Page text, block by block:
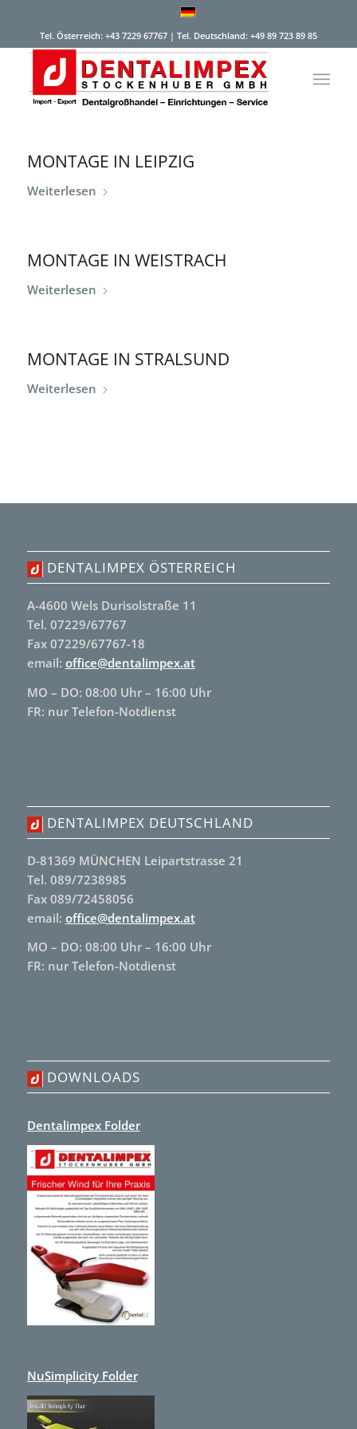
Tel. Österreich: +43 7229 67767 | Tel. Deutschland: +49 89 723 89 85
MONTAGE IN LEIPZIG
Weiterlesen
MONTAGE IN WEISTRACH
Weiterlesen
MONTAGE IN STRALSUND
Weiterlesen
DENTALIMPEX ÖSTERREICH
A-4600 Wels Durisolstraße 11
Tel. 07229/67767
Fax 07229/67767-18
email: office@dentalimpex.at
MO – DO: 08:00 Uhr – 16:00 Uhr
FR: nur Telefon-Notdienst
DENTALIMPEX DEUTSCHLAND
D-81369 MÜNCHEN Leipartstrasse 21
Tel. 089/7238985
Fax 089/72458056
email: office@dentalimpex.at
MO – DO: 08:00 Uhr – 16:00 Uhr
FR: nur Telefon-Notdienst
DOWNLOADS
Dentalimpex Folder
NuSimplicity Folder